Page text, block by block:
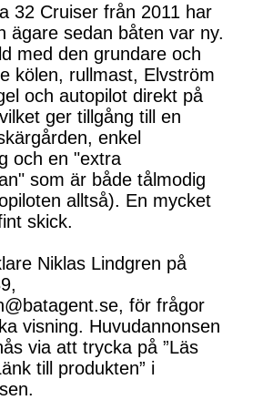
32 Cruiser från 2011 har
ägare sedan båten var ny.
med den grundare och
kölen, rullmast, Elvström
och autopilot direkt på
ger tillgång till en
enkel
och en "extra
som är både tålmodig
alltså). En mycket
skick.
Niklas Lindgren på
för frågor
visning. Huvudannonsen
via att trycka på ”Läs
till produkten” i